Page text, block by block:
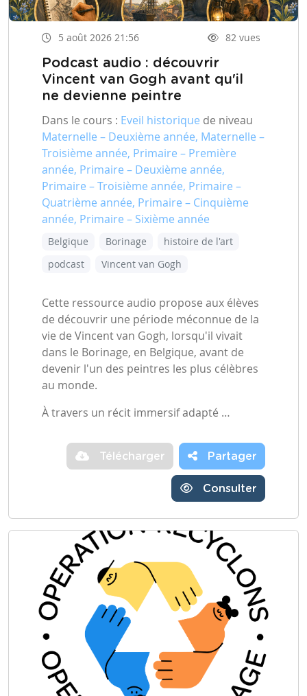
5 août 2026 21:56 82 vues
Podcast audio : découvrir
Vincent van Gogh avant qu'il
ne devienne peintre
Dans le cours : Eveil historique de niveau
Maternelle – Deuxième année, Maternelle –
Troisième année, Primaire – Première
année, Primaire – Deuxième année,
Primaire – Troisième année, Primaire –
Quatrième année, Primaire – Cinquième
année, Primaire – Sixième année
Belgique Borinage
histoire de l'art
podcast
Vincent van Gogh
Cette ressource audio propose aux élèves
de découvrir une période méconnue de la
vie de Vincent van Gogh, lorsqu'il vivait
dans le Borinage, en Belgique, avant de
devenir l'un des peintres les plus célèbres
au monde.
À travers un récit immersif adapté …
Télécharger Partager
Consulter